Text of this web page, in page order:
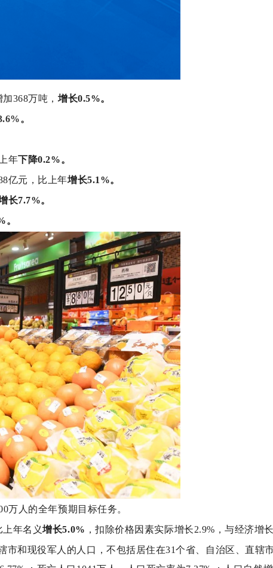
368万吨， 增长0.5%。
。
年下降0.2%。
亿元，比上年增长5.1%。
长7.7%。
。
万人的全年预期目标任务。
上年名义增长5.0% ，扣除价格因素实际增长2.9%，与经济增
市和现役军人的人口，不包括居住在31个省、自治区、直辖